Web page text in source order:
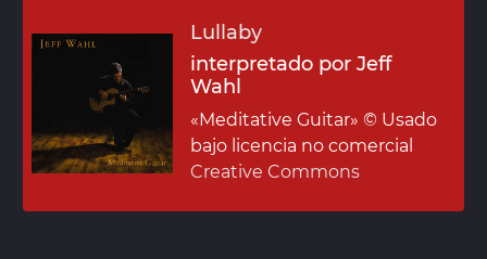
Lullaby
interpretado por Jeff
Wahl
«Meditative Guitar» © Usado
bajo licencia no comercial
Creative Commons